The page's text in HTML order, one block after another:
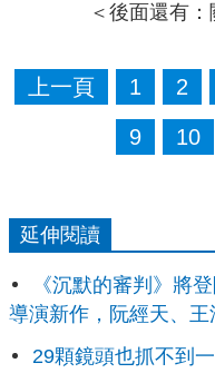
＜後面還有
上一頁 1 2
9 10
延伸閱讀
《沉默的審判》將
導演新作，阮經天、王
29顆鏡頭也抓不到